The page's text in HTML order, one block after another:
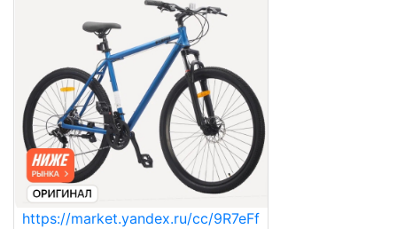
https://market.yandex.ru/cc/9R7eFf